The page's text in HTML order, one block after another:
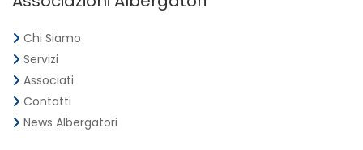
Chi Siamo
Servizi
Associati
Contatti
News Albergatori